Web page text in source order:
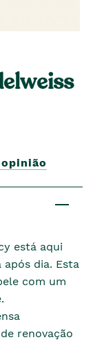
está aqui
dia. Esta
com um
renovação